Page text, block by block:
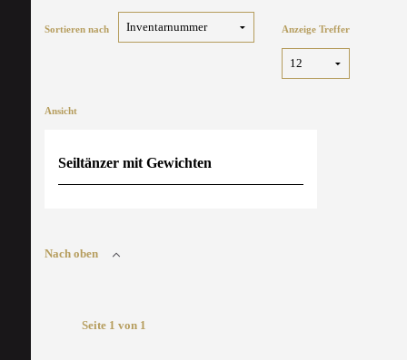
Sortieren nach Anzeige Treffer
Ansicht
Seiltänzer mit Gewichten
Nach oben
Seite 1 von 1